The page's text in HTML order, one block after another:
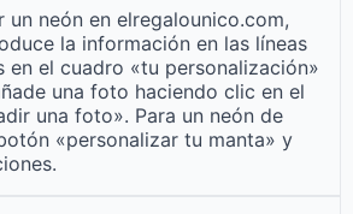
€
un neón en elregalounico.com,
la información en las líneas
en el cuadro «tu personalización»
una foto haciendo clic en el
una foto». Para un neón de
«personalizar tu manta» y